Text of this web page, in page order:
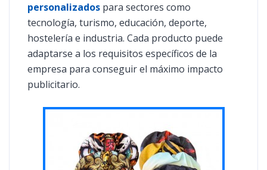
personalizados para sectores como
tecnología, turismo, educación, deporte,
hostelería e industria. Cada producto puede
adaptarse a los requisitos específicos de la
empresa para conseguir el máximo impacto
publicitario.